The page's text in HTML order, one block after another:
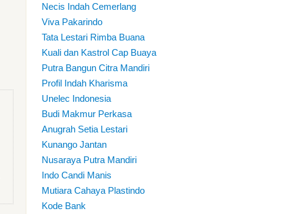
Necis Indah Cemerlang
Viva Pakarindo
Tata Lestari Rimba Buana
Kuali dan Kastrol Cap Buaya
Putra Bangun Citra Mandiri
Profil Indah Kharisma
Unelec Indonesia
Budi Makmur Perkasa
Anugrah Setia Lestari
Kunango Jantan
Nusaraya Putra Mandiri
Indo Candi Manis
Mutiara Cahaya Plastindo
Kode Bank